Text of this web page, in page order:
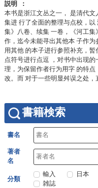
説明
本书是浙江文丛之一， 是清代
集进 行了全面的整理与点校，
集》八卷、续集 一卷，《河工
作，迄今未能寻出其他本 子作
用其他 的本子进行参照补充，
点符号进行点逗 ，对书中出现
理，为保留作者行为用字 的特
改。而 对于一些明显舛误之处，
書籍検索
書名
著者
名
分類
輸入 日本
雑誌